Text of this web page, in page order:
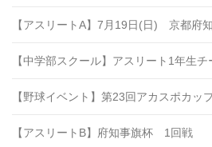
【アスリートA】7月19日(日) 京都府
【中学部スクール】アスリート1年生
【野球イベント】第23回アカスポカッ
【アスリートB】府知事旗杯 1回戦